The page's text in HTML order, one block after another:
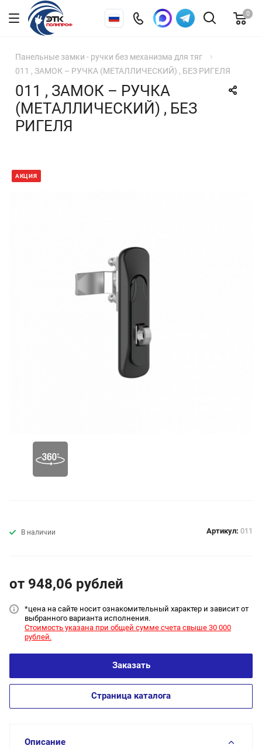
0
Панельные замки - ручки без механизма для тяг
011 , ЗАМОК – РУЧКА (МЕТАЛЛИЧЕСКИЙ) , БЕЗ РИГЕЛЯ
011 , ЗАМОК – РУЧКА
(МЕТАЛЛИЧЕСКИЙ) , БЕЗ
РИГЕЛЯ
АКЦИЯ
В наличии Артикул: 011
от 948,06 рублей
*цена на сайте носит ознакомительный характер и зависит от
выбранного варианта исполнения.
Стоимость указана при общей сумме счета свыше 30 000
рублей.
Заказать
Страница каталога
Описание